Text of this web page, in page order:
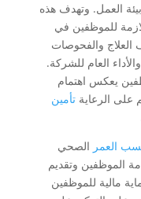
العمل. وتهدف هذه
للموظفين في
العلاج والفحوصات
العام للشركة.
يعكس اهتمام
الرعاية تأمين
العمر الصحي
الموظفين وتقديم
مالية للموظفين